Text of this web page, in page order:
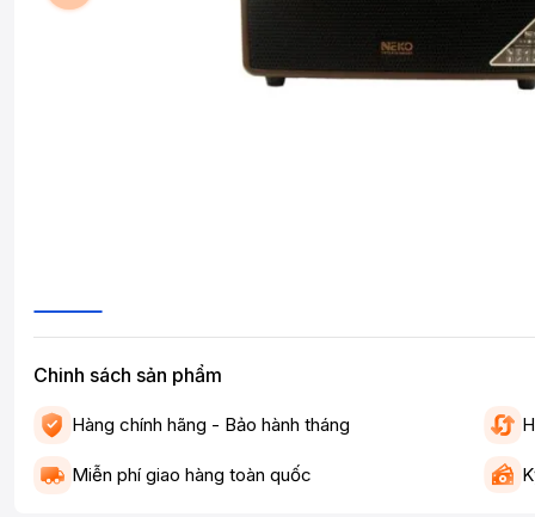
Chinh sách sản phẩm
Hàng chính hãng - Bảo hành tháng
Miễn phí giao hàng toàn quốc